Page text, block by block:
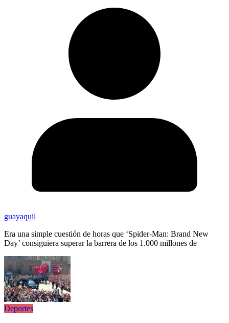
guayaquil
Era una simple cuestión de horas que ‘Spider-Man: Brand New
Day’ consiguiera superar la barrera de los 1.000 millones de
Deportes